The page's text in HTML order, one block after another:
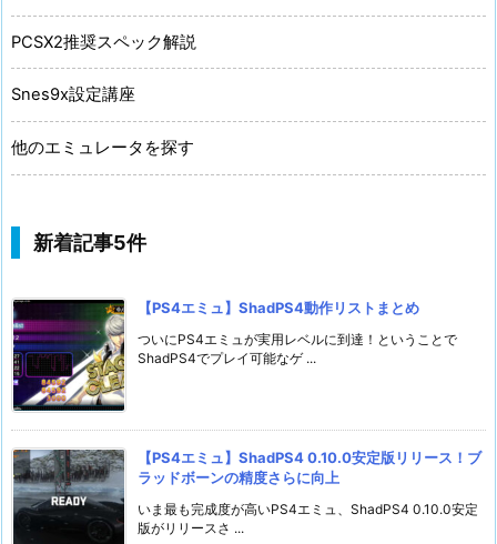
PCSX2推奨スペック解説
Snes9x設定講座
他のエミュレータを探す
新着記事5件
【PS4エミュ】ShadPS4動作リストまとめ
ついにPS4エミュが実用レベルに到達！ということで
ShadPS4でプレイ可能なゲ ...
【PS4エミュ】ShadPS4 0.10.0安定版リリース！ブ
ラッドボーンの精度さらに向上
いま最も完成度が高いPS4エミュ、ShadPS4 0.10.0安定
版がリリースさ ...